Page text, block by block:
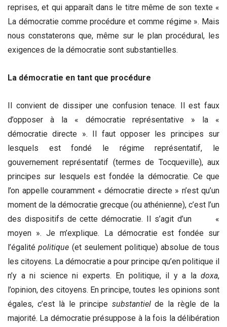
reprises, et qui apparaît dans le titre même de son texte «
La démocratie comme procédure et comme régime ». Mais
nous constaterons que, même sur le plan procédural, les
exigences de la démocratie sont substantielles.
La démocratie en tant que procédure
Il convient de dissiper une confusion tenace. Il est faux
d’opposer à la « démocratie représentative » la «
démocratie directe ». Il faut opposer les principes sur
lesquels est fondé le régime représentatif, le
gouvernement représentatif (termes de Tocqueville), aux
principes sur lesquels est fondée la démocratie. Ce que
l’on appelle couramment « démocratie directe » n’est qu’un
moment de la démocratie grecque (ou athénienne), c’est l’un
des dispositifs de cette démocratie. Il s’agit d’un «
moyen ». Je m’explique. La démocratie est fondée sur
l’égalitépolitique (et seulement politique) absolue de tous
les citoyens. La démocratie a pour principe qu’en politique il
n’y a ni science ni experts. En politique, il y a la doxa,
l’opinion, des citoyens. En principe, toutes les opinions sont
égales, c’est là le principe substantielde la règle de la
majorité. La démocratie présuppose à la fois la délibération